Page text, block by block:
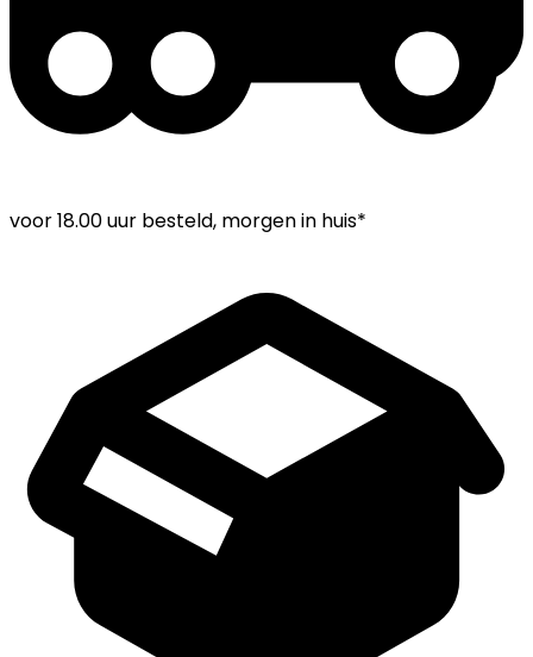
voor18.00 uur besteld, morgen in huis*